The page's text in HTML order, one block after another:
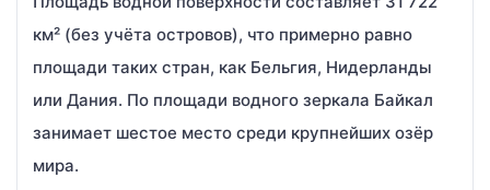
км² (без учёта островов), что примерно равно
площади таких стран, как Бельгия, Нидерланды
или Дания. По площади водного зеркала Байкал
занимает шестое место среди крупнейших озёр
мира.